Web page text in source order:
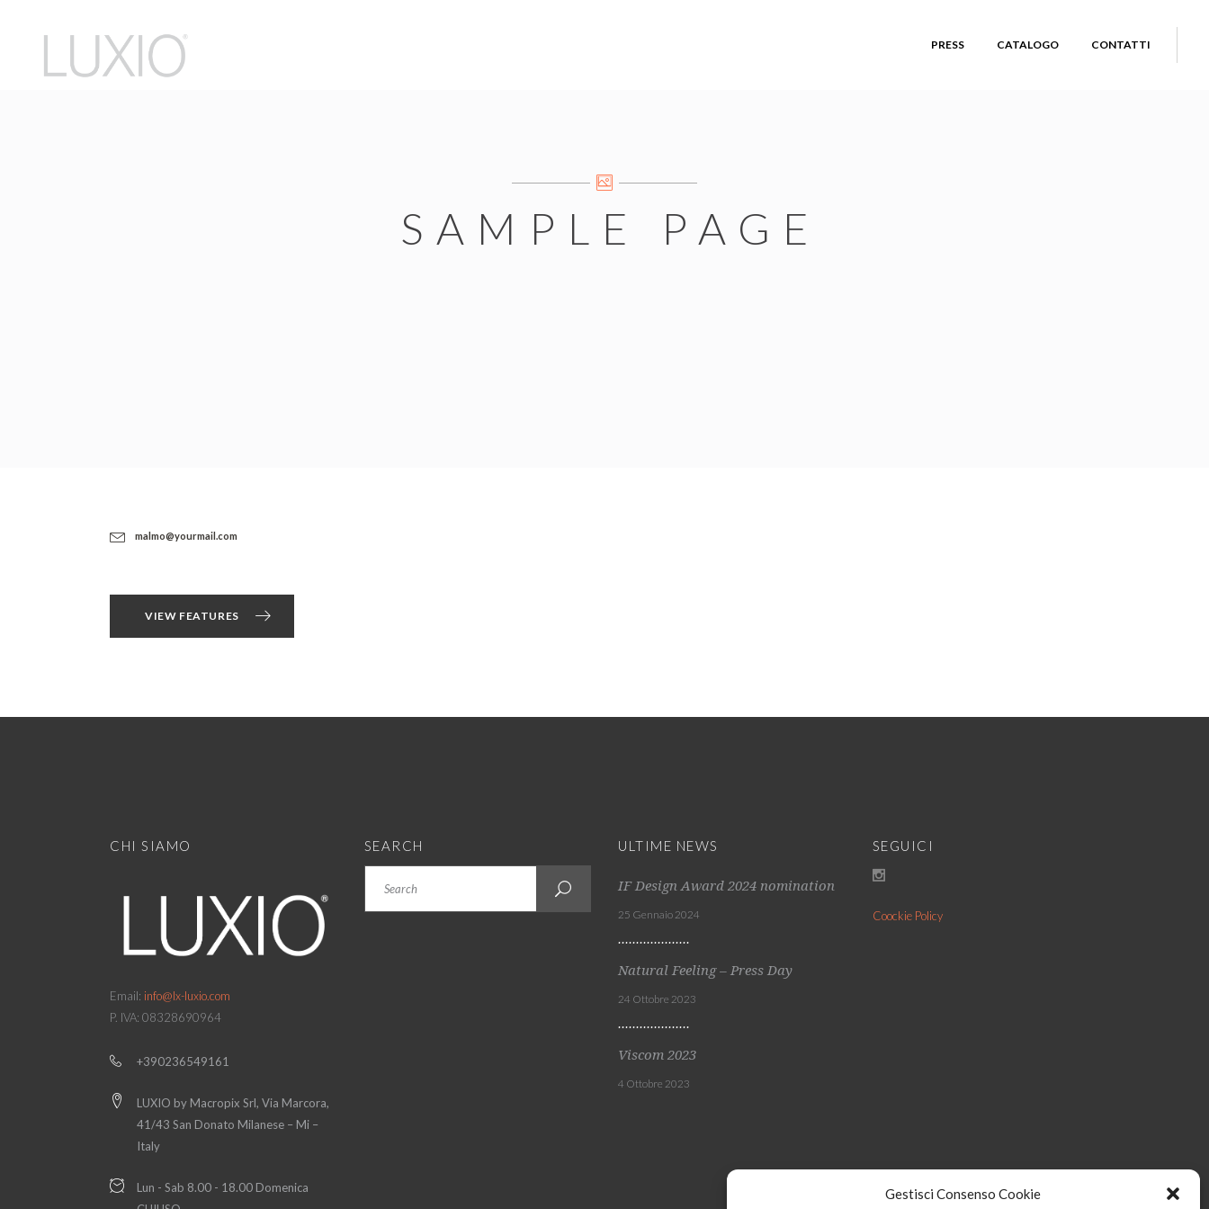
Gestisci Consenso Cookie
PRESS CATALOGO CONTATTI
SAMPLE PAGE
malmo@yourmail.com
VIEW FEATURES
CHI SIAMO
Email: info@lx-luxio.com
P. IVA: 08328690964
+390236549161
LUXIO by Macropix Srl, Via Marcora,
41/43 San Donato Milanese – Mi –
Italy
Lun - Sab 8.00 - 18.00 Domenica
SEARCH ULTIME NEWS
IF Design Award 2024 nomination
25 Gennaio 2024
Natural Feeling – Press Day
24 Ottobre 2023
Viscom 2023
4 Ottobre 2023
SEGUICI
Coockie Policy